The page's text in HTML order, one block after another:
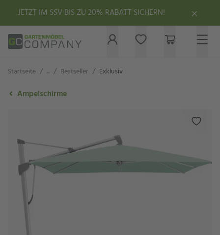
JETZT IM SSV BIS ZU 20% RABATT SICHERN!
Startseite / ... / Bestseller / Exklusiv
Ampelschirme